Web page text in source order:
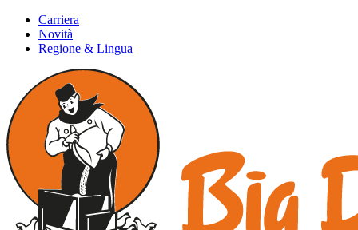
Carriera
Novità
Regione & Lingua